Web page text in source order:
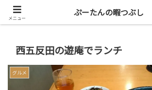
共働き二人暮らしを楽しもう
西五反田の遊庵でランチ
グルメ
メニュー
ぷーたんの暇つぶし